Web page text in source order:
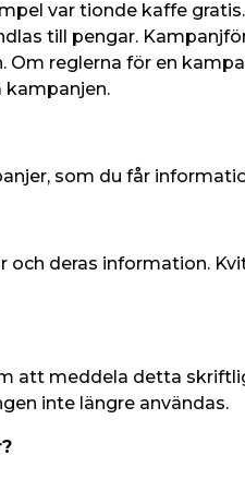
var tionde kaffe
till pengar.
reglerna för en
kampanjen.
som du får
och deras information.
att meddela detta
inte längre användas.